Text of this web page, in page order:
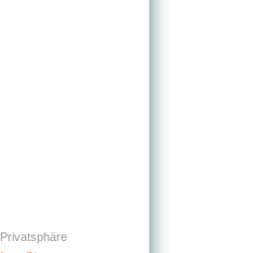
Privatsphäre